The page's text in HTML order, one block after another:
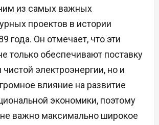
из самых важных
проектов в истории
года. Он отмечает, что эти
только обеспечивают поставку
чистой электроэнергии, но и
влияние на развитие
экономики, поэтому
важно максимально широкое